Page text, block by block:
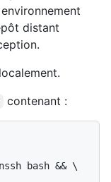
distant
localement.
contenant :